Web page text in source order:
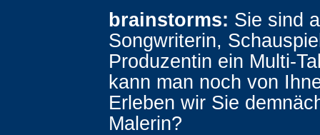
brainstorms: Sie sind
Songwriterin,
Produzentin ein Multi-
kann man noch von
Erleben wir Sie
Malerin?